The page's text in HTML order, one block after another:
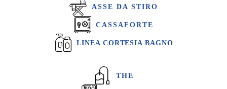
ASSE DA STIRO
CASSAFORTE
LINEA CORTESIA BAGNO
THE